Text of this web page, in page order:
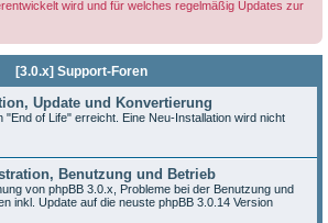
wird und für welches regelmäßig Updates zur
[3.0.x] Support-Foren
Update und Konvertierung
"End of Life" erreicht. Eine Neu-Installation wird nicht
Benutzung und Betrieb
von phpBB 3.0.x, Probleme bei der Benutzung und
inkl. Update auf die neuste phpBB 3.0.14 Version